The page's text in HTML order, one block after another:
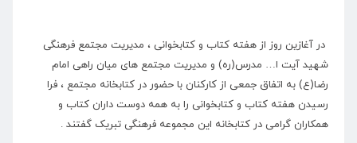
در آغازین روز از هفته کتاب و کتابخوانی ، مدیریت مجتمع فرهنگی
شهید آیت ا… مدرس(ره) و مدیریت مجتمع های میان راهی امام
رضا(ع) به اتفاق جمعی از کارکنان با حضور در کتابخانه مجتمع ، فرا
رسیدن هفته کتاب و کتابخوانی را به همه دوست داران کتاب و
همکاران گرامی در کتابخانه این مجموعه فرهنگی تبریک گفتند .